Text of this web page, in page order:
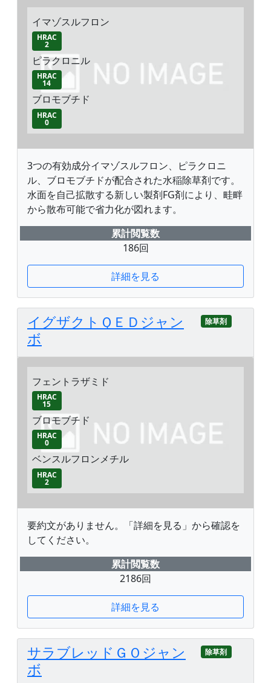
イマゾスルフロン
HRAC
2
ピラクロニル
HRAC
14
ブロモブチド
HRAC
0
3つの有効成分イマゾスルフロン、ピラクロニ
ル、ブロモブチドが配合された水稲除草剤です。
水面を自己拡散する新しい製剤FG剤により、畦畔
から散布可能で省力化が図れます。
累計閲覧数
186回
詳細を見る
イグザクトＱＥＤジャン
ボ
除草剤
フェントラザミド
HRAC
15
ブロモブチド
HRAC
0
ベンスルフロンメチル
HRAC
2
要約文がありません。「詳細を見る」から確認を
してください。
累計閲覧数
2186回
詳細を見る
サラブレッドＧＯジャン
ボ
除草剤